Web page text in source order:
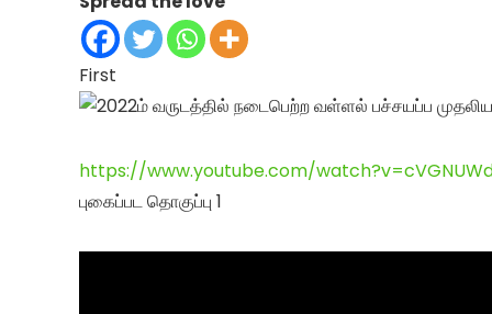
First
https://www.youtube.com/
புகைப்பட தொகுப்பு 1